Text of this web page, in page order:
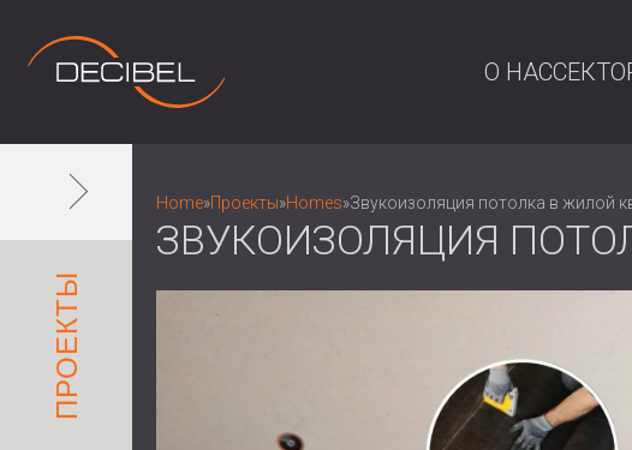
О НАС
ПРОЕКТЫ
Home»Проекты»Homes»Звукоизоляция потолка в жилой
ЗВУКОИЗОЛЯЦИЯ